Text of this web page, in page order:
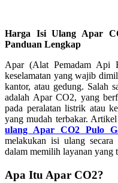
Harga Isi Ulang Apar
Panduan Lengkap
Apar (Alat Pemadam Api
keselamatan yang wajib
kantor, atau gedung. Salah
adalah Apar CO2, yang
pada peralatan listrik atau
yang mudah terbakar.
ulang Apar CO2 Pulo
melakukan isi ulang
dalam memilih layanan yang
Apa Itu Apar CO2?